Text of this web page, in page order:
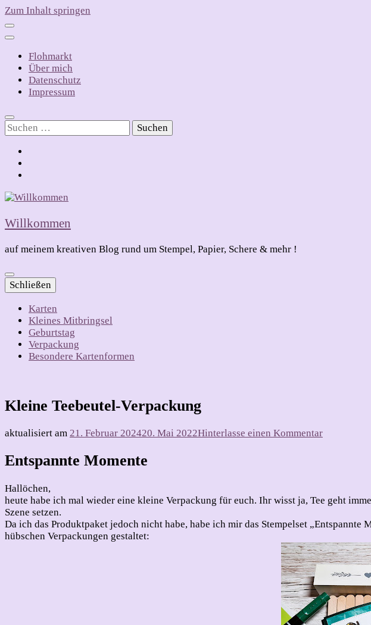
Zum Inhalt springen
Flohmarkt
Über mich
Datenschutz
Impressum
Suchen
nach:
Willkommen
auf meinem kreativen Blog rund um Stempel, Papier, Schere & mehr !
Schließen
Karten
Kleines Mitbringsel
Geburtstag
Verpackung
Besondere Kartenformen
Kleine Teebeutel-Verpackung
aktualisiert am 21. Februar 202420. Mai 2022Hinterlasse einen Kommentarzu
Entspannte Momente
Hallöchen,
heute habe ich mal wieder eine kleine Verpackung für euch. Ihr wisst ja, Tee geht
Szene setzen.
Da ich das Produktpaket jedoch nicht habe, habe ich mir das Stempelset
hübschen Verpackungen gestaltet: